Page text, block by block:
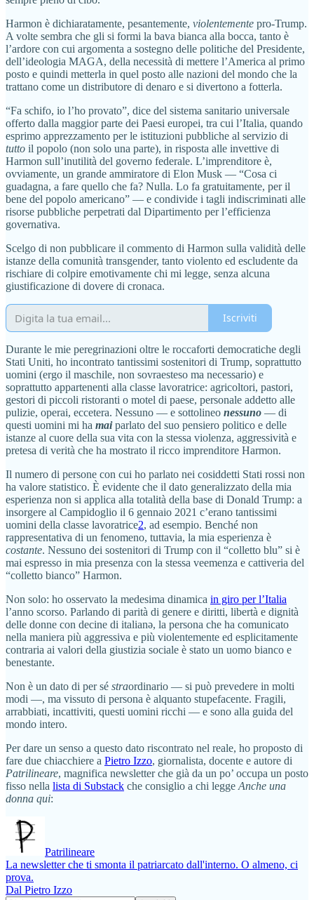
Harmon è dichiaratamente, pesantemente, violentemente pro-Trump.
A volte sembra che gli si formi la bava bianca alla bocca, tanto è
l’ardore con cui argomenta a sostegno delle politiche del Presidente,
dell’ideologia MAGA, della necessità di mettere l’America al primo
posto e quindi metterla in quel posto alle nazioni del mondo che la
trattano come un distributore di denaro e si divertono a fotterla.
“Fa schifo, io l’ho provato”, dice del sistema sanitario universale
offerto dalla maggior parte dei Paesi europei, tra cui l’Italia, quando
esprimo apprezzamento per le istituzioni pubbliche al servizio di
tutto il popolo (non solo una parte), in risposta alle invettive di
Harmon sull’inutilità del governo federale. L’imprenditore è,
ovviamente, un grande ammiratore di Elon Musk — “Cosa ci
guadagna, a fare quello che fa? Nulla. Lo fa gratuitamente, per il
bene del popolo americano” — e condivide i tagli indiscriminati alle
risorse pubbliche perpetrati dal Dipartimento per l’efficienza
governativa.
Scelgo di non pubblicare il commento di Harmon sulla validità delle
istanze della comunità transgender, tanto violento ed escludente da
rischiare di colpire emotivamente chi mi legge, senza alcuna
giustificazione di dovere di cronaca.
Iscriviti
Durante le mie peregrinazioni oltre le roccaforti democratiche degli
Stati Uniti, ho incontrato tantissimi sostenitori di Trump, soprattutto
uomini (ergo il maschile, non sovraesteso ma necessario) e
soprattutto appartenenti alla classe lavoratrice: agricoltori, pastori,
gestori di piccoli ristoranti o motel di paese, personale addetto alle
pulizie, operai, eccetera. Nessuno — e sottolineo nessuno — di
questi uomini mi ha maiparlato del suo pensiero politico e delle
istanze al cuore della sua vita con la stessa violenza, aggressività e
pretesa di verità che ha mostrato il ricco imprenditore Harmon.
Il numero di persone con cui ho parlato nei cosiddetti Stati rossi non
ha valore statistico. È evidente che il dato generalizzato della mia
esperienza non si applica alla totalità della base di Donald Trump: a
insorgere al Campidoglio il 6 gennaio 2021 c’erano tantissimi
uomini della classe lavoratrice2, ad esempio. Benché non
rappresentativa di un fenomeno, tuttavia, la mia esperienza è
costante. Nessuno dei sostenitori di Trump con il “colletto blu” si è
mai espresso in mia presenza con la stessa veemenza e cattiveria del
“colletto bianco” Harmon.
Non solo: ho osservato la medesima dinamica in giro per l’Italia
l’anno scorso. Parlando di parità di genere e diritti, libertà e dignità
delle donne con decine di italianə, la persona che ha comunicato
nella maniera più aggressiva e più violentemente ed esplicitamente
contraria ai valori della giustizia sociale è stato un uomo bianco e
benestante.
Non è un dato di per sé straordinario — si può prevedere in molti
modi —, ma vissuto di persona è alquanto stupefacente. Fragili,
arrabbiati, incattiviti, questi uomini ricchi — e sono alla guida del
mondo intero.
Per dare un senso a questo dato riscontrato nel reale, ho proposto di
fare due chiacchiere a Pietro Izzo, giornalista, docente e autore di
Patrilineare, magnifica newsletter che già da un po’ occupa un posto
fisso nella lista di Substack che consiglio a chi legge Anche una
donna qui:
Patrilineare
La newsletter che ti smonta il patriarcato dall'interno. O almeno, ci
prova.
Dal Pietro Izzo